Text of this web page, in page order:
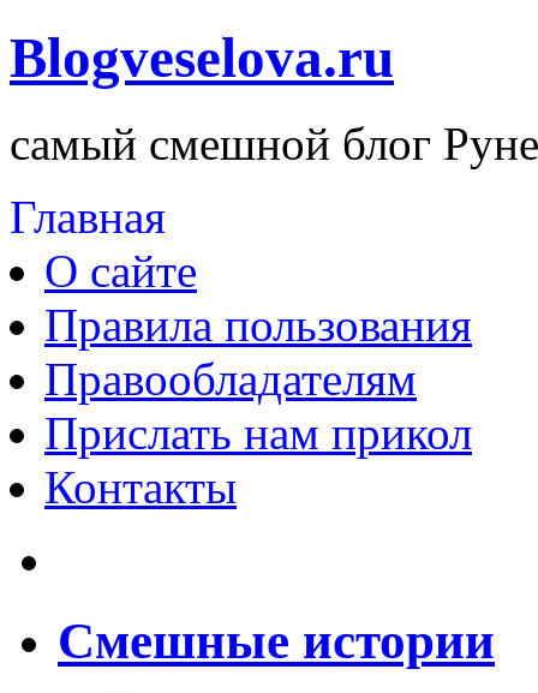
Blogveselova.ru
самый смешной блог
Главная
О сайте
Правила пользования
Правообладателям
Прислать нам прикол
Контакты
Смешные истории